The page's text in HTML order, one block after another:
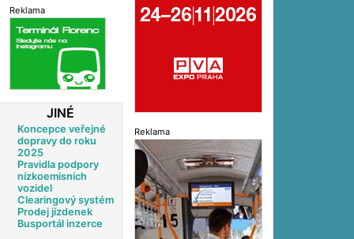
Reklama
JINÉ
Koncepce veřejné
dopravy do roku
2025
Pravidla podpory
nízkoemisních
vozidel
Clearingový systém
Prodej jízdenek
Busportál inzerce
Reklama